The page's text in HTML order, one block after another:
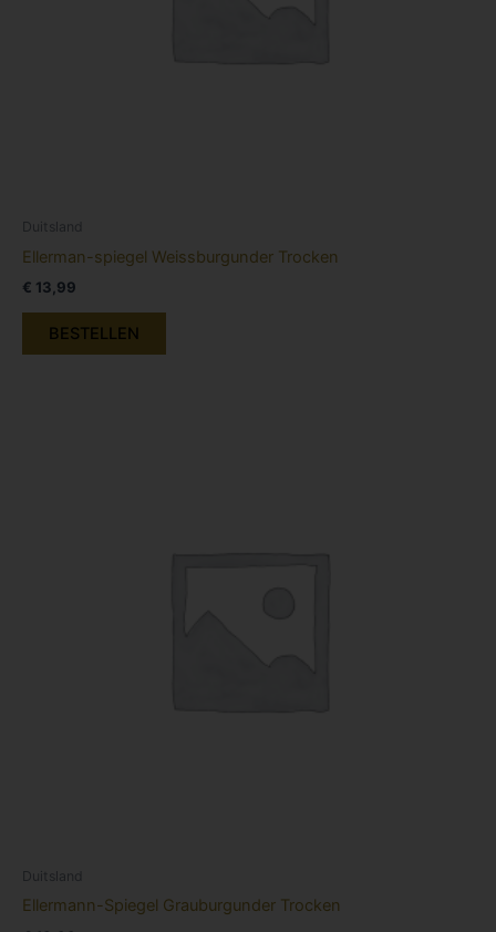
Duitsland
Ellerman-spiegel Weissburgunder Trocken
€ 13,99
BESTELLEN
Duitsland
Ellermann-Spiegel Grauburgunder Trocken